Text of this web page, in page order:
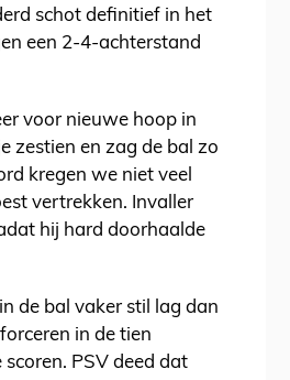
schot definitief in het
een 2-4-achterstand
voor nieuwe hoop in
zestien en zag de bal zo
kregen we niet veel
vertrekken. Invaller
hij hard doorhaalde
de bal vaker stil lag dan
in de tien
PSV deed dat